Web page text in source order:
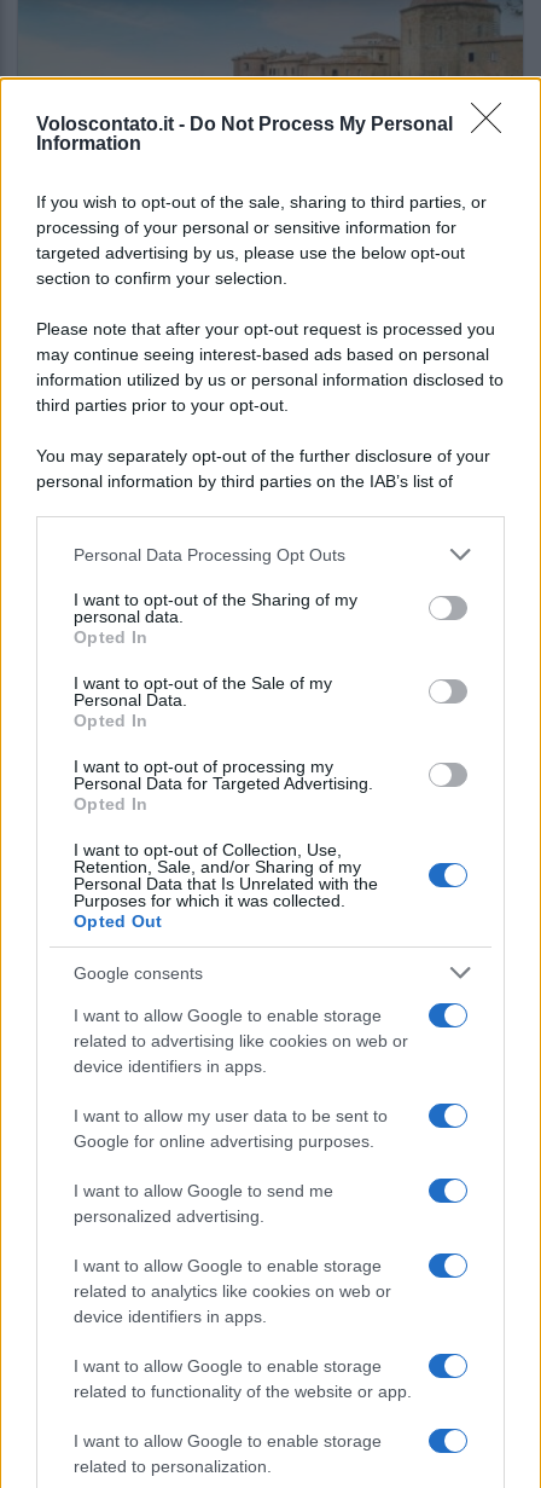
Voloscontato.it - Do Not Process My Personal
Information
If you wish to opt-out of the sale, sharing to third parties, or
processing of your personal or sensitive information for
targeted advertising by us, please use the below opt-out
section to confirm your selection.
Please note that after your opt-out request is processed you
may continue seeing interest-based ads based on personal
information utilized by us or personal information disclosed to
third parties prior to your opt-out.
You may separately opt-out of the further disclosure of your
personal information by third parties on the IAB’s list of
This information may also be disclosed by us to third parties
disclose it to other third parties.
Please note that this website/app uses one or more Google
services and may gather and store information including but
not limited to your visit or usage behaviour. You may click to
grant or deny consent to Google and its third-party tags to
consent section.
Personal Data Processing Opt Outs
I want to opt-out of the Sharing of my
personal data.
Opted In
I want to opt-out of the Sale of my
Personal Data.
Opted In
I want to opt-out of processing my
Personal Data for Targeted Advertising.
Opted In
I want to opt-out of Collection, Use,
Retention, Sale, and/or Sharing of my
Personal Data that Is Unrelated with the
Purposes for which it was collected.
Opted Out
Google consents
I want to allow Google to enable storage
related to advertising like cookies on web or
device identifiers in apps.
I want to allow my user data to be sent to
Google for online advertising purposes.
I want to allow Google to send me
personalized advertising.
I want to allow Google to enable storage
related to analytics like cookies on web or
device identifiers in apps.
I want to allow Google to enable storage
related to functionality of the website or app.
I want to allow Google to enable storage
related to personalization.
ITALIA
Le vacanze non sono più quelle di una volta:
il report che svela cosa sta cambiando
Lo sapevi che...
tiramisù: il ristorante chiude per
sempre
Un grande quotidiano europeo
incorona le Isole Eolie: ecco perché
tutti ne parlano
L’Aeroporto di Bari introduce una
novità che cambia l’attesa prima del
CHI
SIAMO
PARTNERSHIP E
ACCREDITAMENTI
© 2026 - VOLOSCONTATO CONSIGLI E DIARI DI VIAGGIO - P.IVA
04827280654 – TESTATA REGISTRATA AL TRIBUNALE DI NOCERA
INFERIORE N. 3/2026 – REG. N. 1894/2026 ISCRIZIONE AL ROC N.
35792 – ISCRITTA ALL’ANSO (ASSOCIAZIONE NAZIONALE STAMPA
ONLINE)